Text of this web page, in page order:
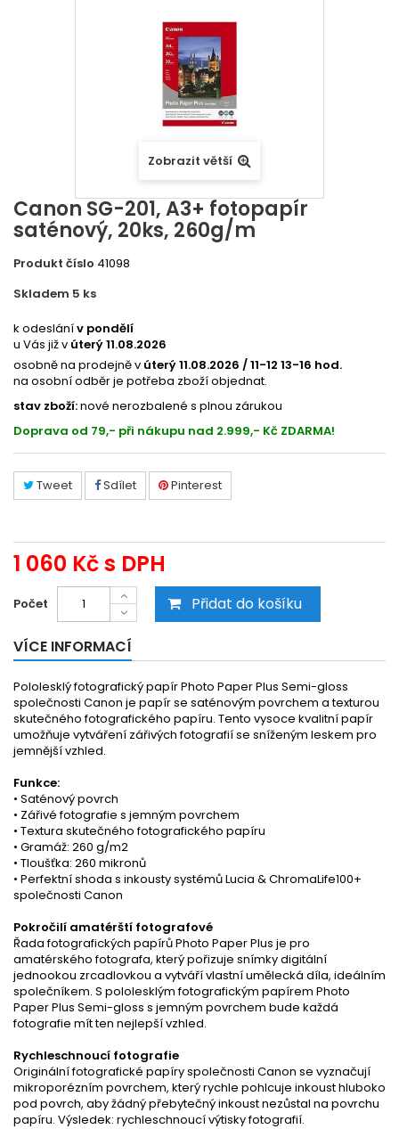
Zobrazit větší
Canon SG-201, A3+ fotopapír
saténový, 20ks, 260g/m
Produkt číslo 41098
Skladem 5 ks
k odeslánív pondělí
u Vás již v úterý 11.08.2026
osobně na prodejně v úterý 11.08.2026 / 11-12 13-16 hod.
na osobní odběr je potřeba zboží objednat.
stav zboží:nové nerozbalené s plnou zárukou
Doprava od 79,- při nákupu nad 2.999,- Kč ZDARMA!
Tweet Sdílet Pinterest
1 060 Kčs DPH
Počet Přidat do košíku
VÍCE INFORMACÍ
Pololesklý fotografický papír Photo Paper Plus Semi-gloss
společnosti Canon je papír se saténovým povrchem a texturou
skutečného fotografického papíru. Tento vysoce kvalitní papír
umožňuje vytváření zářivých fotografií se sníženým leskem pro
jemnější vzhled.
Funkce:
• Saténový povrch
• Zářivé fotografie s jemným povrchem
• Textura skutečného fotografického papíru
• Gramáž: 260 g/m2
• Tloušťka: 260 mikronů
• Perfektní shoda s inkousty systémů Lucia & ChromaLife100+
společnosti Canon
Pokročilí amatérští fotografové
Řada fotografických papírů Photo Paper Plus je pro
amatérského fotografa, který pořizuje snímky digitální
jednookou zrcadlovkou a vytváří vlastní umělecká díla, ideálním
společníkem. S pololesklým fotografickým papírem Photo
Paper Plus Semi-gloss s jemným povrchem bude každá
fotografie mít ten nejlepší vzhled.
Rychleschnoucí fotografie
Originální fotografické papíry společnosti Canon se vyznačují
mikroporézním povrchem, který rychle pohlcuje inkoust hluboko
pod povrch, aby žádný přebytečný inkoust nezůstal na povrchu
papíru. Výsledek: rychleschnoucí výtisky fotografií.